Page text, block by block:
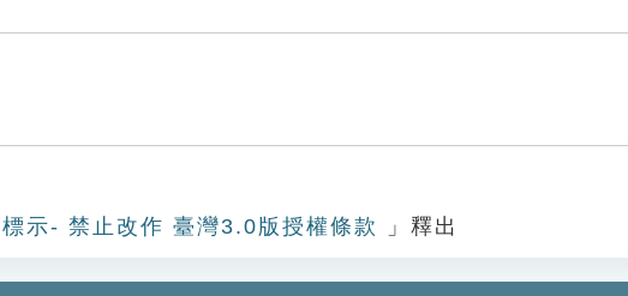
示- 禁止改作 臺灣3.0版授權條款 」釋出